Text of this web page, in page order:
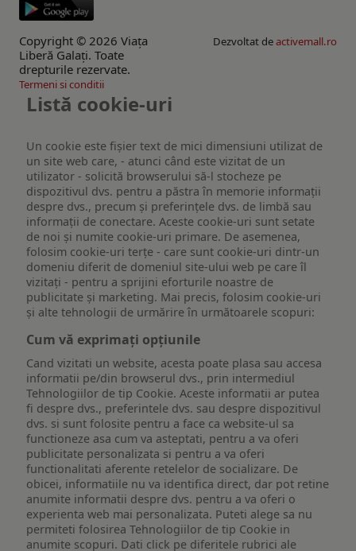
Copyright © 2026 Viaţa
Liberă Galaţi. Toate
drepturile rezervate.
Dezvoltat deactivemall.ro
Termeni si conditii
Listă cookie-uri
Un cookie este fişier text de mici dimensiuni utilizat de
un site web care, - atunci când este vizitat de un
utilizator - solicită browserului să-l stocheze pe
dispozitivul dvs. pentru a păstra în memorie informații
despre dvs., precum și preferințele dvs. de limbă sau
informații de conectare. Aceste cookie-uri sunt setate
de noi și numite cookie-uri primare. De asemenea,
folosim cookie-uri terțe - care sunt cookie-uri dintr-un
domeniu diferit de domeniul site-ului web pe care îl
vizitați - pentru a sprijini eforturile noastre de
publicitate și marketing. Mai precis, folosim cookie-uri
și alte tehnologii de urmărire în următoarele scopuri:
Cum vă exprimați opțiunile
Cand vizitati un website, acesta poate plasa sau accesa
informatii pe/din browserul dvs., prin intermediul
Tehnologiilor de tip Cookie. Aceste informatii ar putea
fi despre dvs., preferintele dvs. sau despre dispozitivul
dvs. si sunt folosite pentru a face ca website-ul sa
functioneze asa cum va asteptati, pentru a va oferi
publicitate personalizata si pentru a va oferi
functionalitati aferente retelelor de socializare. De
obicei, informatiile nu va identifica direct, dar pot retine
anumite informatii despre dvs. pentru a va oferi o
experienta web mai personalizata. Puteti alege sa nu
permiteti folosirea Tehnologiilor de tip Cookie in
anumite scopuri. Dati click pe diferitele rubrici ale